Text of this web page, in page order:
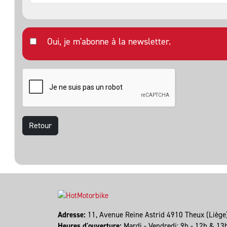
Oui, je m'abonne à la newsletter.
Retour
Adresse: 11, Avenue Reine Astrid 4910 Theux